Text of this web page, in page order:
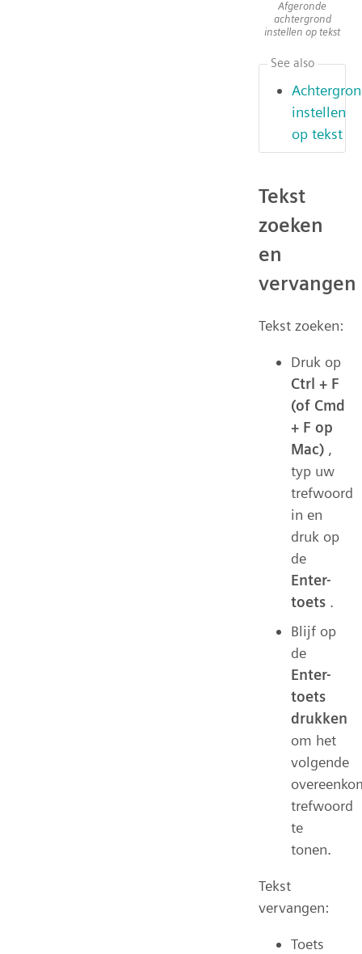
Afgeronde
achtergrond
instellen op tekst
instellen
op tekst
See also
Tekst
zoeken
en
vervangen
Tekst zoeken:
Druk op
Ctrl + F
(of Cmd
+ F op
Mac) ,
typ uw
trefwoord
in en
druk op
de
Enter-
toets .
Blijf op
de
Enter-
toets
drukken
om het
volgende
trefwoord
te
tonen.
Tekst
vervangen:
Toets